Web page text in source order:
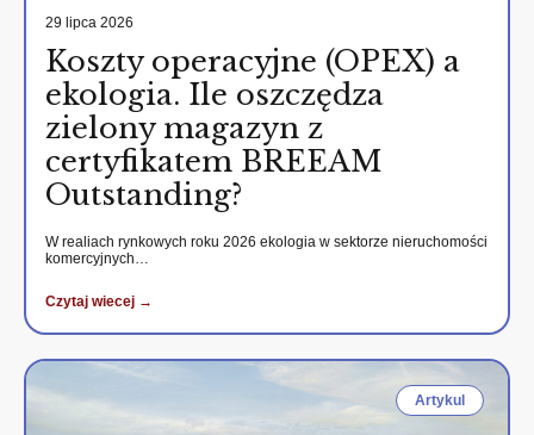
29 lipca 2026
Koszty operacyjne (OPEX) a
ekologia. Ile oszczędza
zielony magazyn z
certyfikatem BREEAM
Outstanding?
W realiach rynkowych roku 2026 ekologia w sektorze nieruchomości
komercyjnych…
Czytaj wiecej →
Artykul